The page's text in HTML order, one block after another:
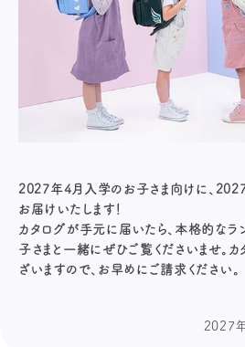
2027年4月入学のお子さま向けに、
お届けいたします！
カタログが手元に届いたら、本格的なラ
子さまと一緒にぜひご覧くださいませ。
ざいますので、お早めにご請求ください。
2027